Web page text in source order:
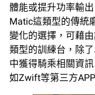
體能或提升功率輸
Matic這類型的傳統
變化的選擇，可藉
類型的訓練台，除
中獲得騎乘相關資
如Zwift等第三方